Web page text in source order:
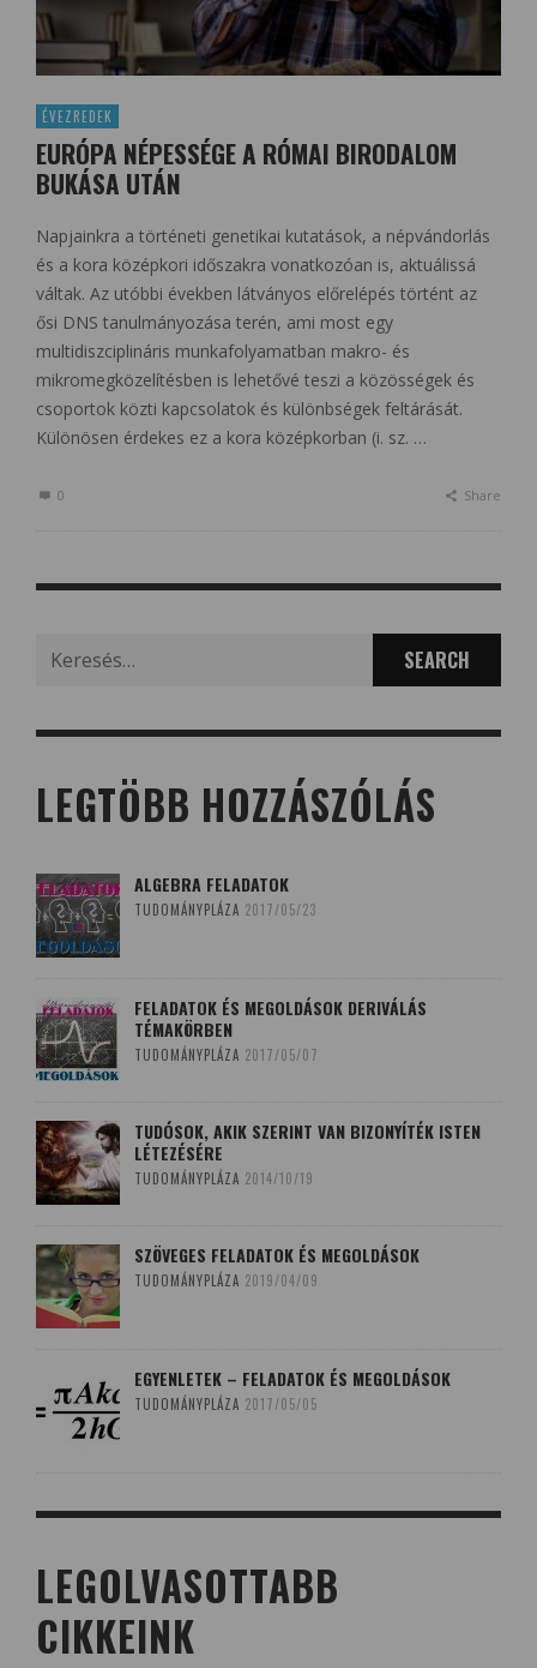
ÉVEZREDEK
EURÓPA NÉPESSÉGE A RÓMAI BIRODALOM
BUKÁSA UTÁN
Napjainkra a történeti genetikai kutatások, a népvándorlás
és a kora középkori időszakra vonatkozóan is, aktuálissá
váltak. Az utóbbi években látványos előrelépés történt az
ősi DNS tanulmányozása terén, ami most egy
multidiszciplináris munkafolyamatban makro- és
mikromegközelítésben is lehetővé teszi a közösségek és
csoportok közti kapcsolatok és különbségek feltárását.
Különösen érdekes ez a kora középkorban (i. sz. …
0 Share
LEGTÖBB HOZZÁSZÓLÁS
ALGEBRA FELADATOK
TUDOMÁNYPLÁZA 2017/05/23
FELADATOK ÉS MEGOLDÁSOK DERIVÁLÁS
TÉMAKÖRBEN
TUDOMÁNYPLÁZA 2017/05/07
TUDÓSOK, AKIK SZERINT VAN BIZONYÍTÉK ISTEN
LÉTEZÉSÉRE
TUDOMÁNYPLÁZA 2014/10/19
SZÖVEGES FELADATOK ÉS MEGOLDÁSOK
TUDOMÁNYPLÁZA 2019/04/09
EGYENLETEK – FELADATOK ÉS MEGOLDÁSOK
TUDOMÁNYPLÁZA 2017/05/05
LEGOLVASOTTABB
CIKKEINK